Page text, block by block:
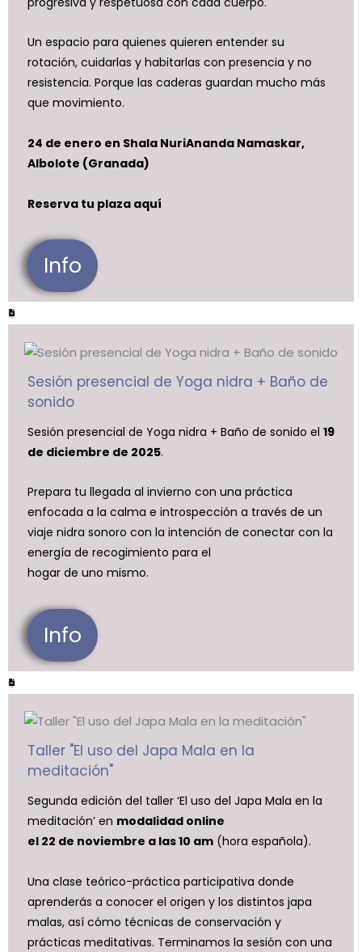
Un espacio para quienes quieren entender su
rotación, cuidarlas y habitarlas con presencia y no
resistencia. Porque las caderas guardan mucho más
que movimiento.
24 de enero en Shala NuriAnanda Namaskar,
Albolote (Granada)
Reserva tu plaza aquí
Info
Sesión presencial de Yoga nidra + Baño de
sonido
Sesión presencial de Yoga nidra + Baño de sonido el 19
de diciembre de 2025.
Prepara tu llegada al invierno con una práctica
enfocada a la calma e introspección a través de un
viaje nidra sonoro con la intención de conectar con la
energía de recogimiento para el
hogar de uno mismo.
Info
Taller "El uso del Japa Mala en la
meditación"
Segunda edición del taller ‘El uso del Japa Mala en la
meditación’ en modalidad online
el 22 de noviembre a las 10 am (hora española).
Una clase teórico-práctica participativa donde
aprenderás a conocer el origen y los distintos japa
malas, así cómo técnicas de conservación y
prácticas meditativas. Terminamos la sesión con una